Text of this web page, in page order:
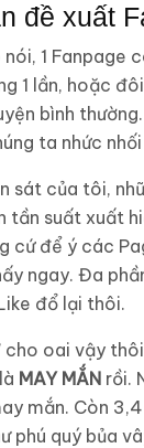
đề xuất
1 Fanpage
1 lần, hoặc
bình
ta nhức
sát của tôi,
tần suất xuất
cứ để ý các
ngay. Đa
đổ lại thôi.
cho oai vậy
MAY MẮN rồi.
mắn. Còn
phú quý bủa